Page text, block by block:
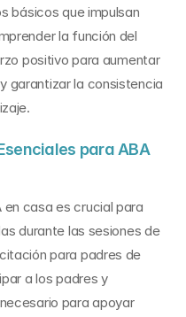
básicos que impulsan
la función del
positivo para aumentar
garantizar la consistencia
para ABA
casa es crucial para
durante las sesiones de
para padres de
a los padres y
para apoyar